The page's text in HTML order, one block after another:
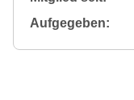
Aufgegeben: